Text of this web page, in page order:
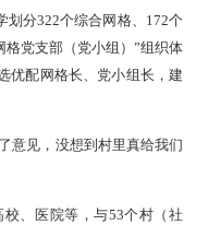
划分322个综合网格、172个
党支部（党小组）”组织体
优配网格长、党小组长，建
意见，没想到村里真给我们
、医院等，与53个村（社